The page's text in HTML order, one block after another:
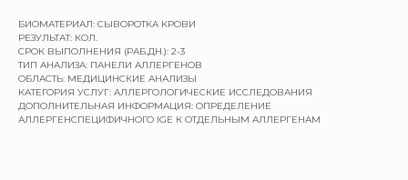
БИОМАТЕРИАЛ: СЫВОРОТКА КРОВИ
РЕЗУЛЬТАТ: КОЛ.
СРОК ВЫПОЛНЕНИЯ (РАБ.ДН.): 2-3
ТИП АНАЛИЗА: ПАНЕЛИ АЛЛЕРГЕНОВ
ОБЛАСТЬ: МЕДИЦИНСКИЕ АНАЛИЗЫ
КАТЕГОРИЯ УСЛУГ: АЛЛЕРГОЛОГИЧЕСКИЕ ИССЛЕДОВАНИЯ
ДОПОЛНИТЕЛЬНАЯ ИНФОРМАЦИЯ: ОПРЕДЕЛЕНИЕ
АЛЛЕРГЕНСПЕЦИФИЧНОГО IGE К ОТДЕЛЬНЫМ АЛЛЕРГЕНАМ